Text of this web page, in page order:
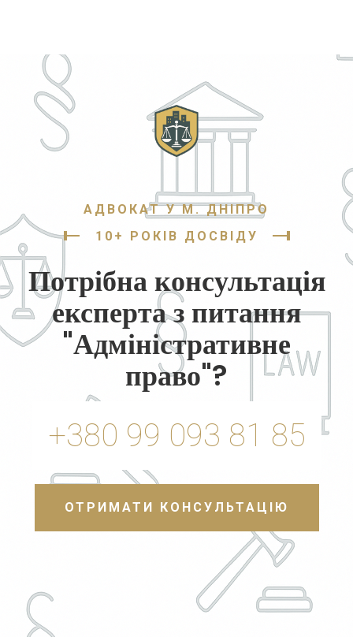
АДВОКАТ У М. ДНІПРО
10+ РОКІВ ДОСВІДУ
Потрібна консультація
експерта з питання
"Адміністративне
право"?
+380 99 093 81 85
ОТРИМАТИ КОНСУЛЬТАЦІЮ